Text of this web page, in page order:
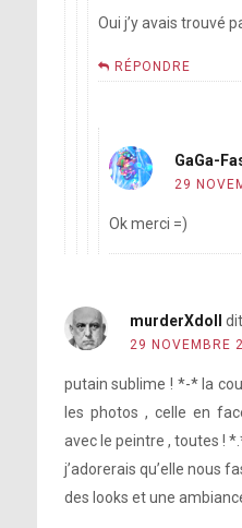
Oui j’y avais trouvé
RÉPONDRE
GaGa-
29
Ok merci =)
murderXdoll
29 NOVEMBRE
putain sublime ! *-* la
les photos , celle en
avec le peintre , toutes !
j’adorerais qu’elle nous
des looks et une